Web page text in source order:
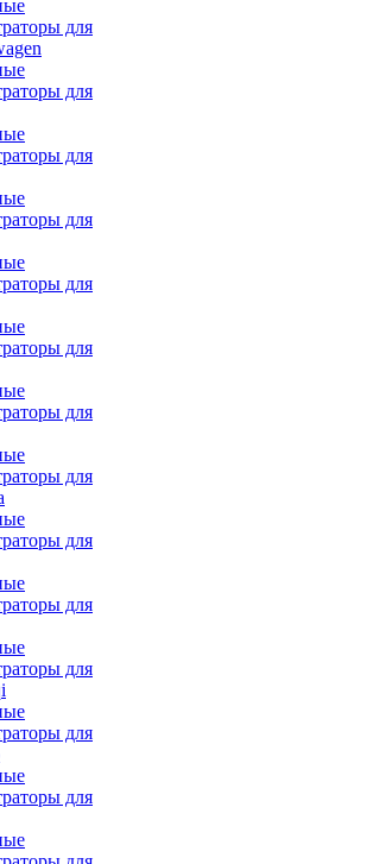
для
для
для
для
для
для
для
для
для
для
для
для
для